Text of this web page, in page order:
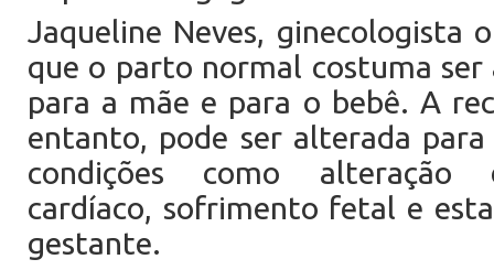
Jaqueline Neves, ginecologista
que o parto normal costuma ser
para a mãe e para o bebê. A
entanto, pode ser alterada para
condições como alteração
cardíaco, sofrimento fetal e
gestante.